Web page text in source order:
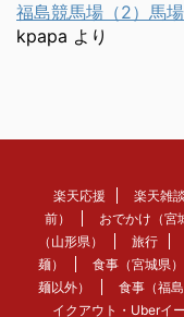
福島競馬場（2）馬
kpapa より
楽天応援 楽天雑談
前）
おでかけ（宮
（山形県）
旅行
麺）
食事（宮城県）
麺以外）
食事（福島
イクアウト・Uberイ